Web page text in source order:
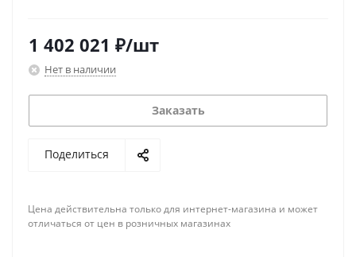
1 402 021 ₽/шт
Нет в наличии
Заказать
Поделиться
Цена действительна только для интернет-магазина и может
отличаться от цен в розничных магазинах